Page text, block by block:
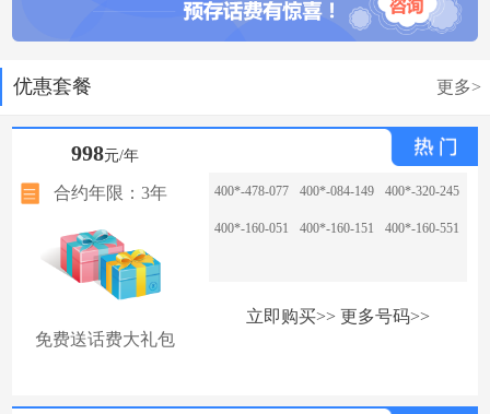
优惠套餐 更多>
998元/年
合约年限：3年
免费送话费大礼包
400*-478-077 400*-084-149 400*-320-245
400*-160-051 400*-160-151 400*-160-551
立即购买>> 更多号码>>